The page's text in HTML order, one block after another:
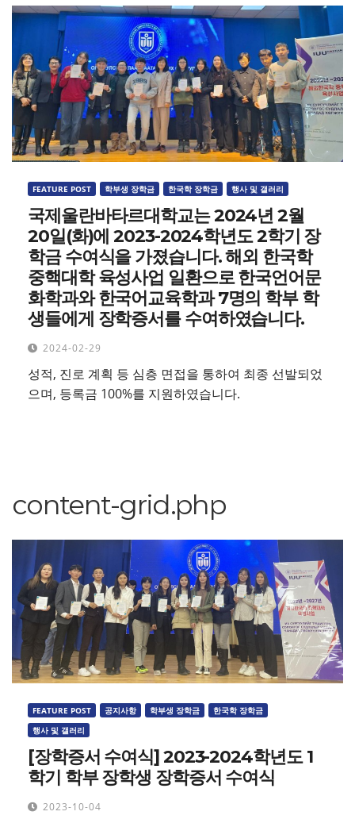
FEATURE POST 학부생 장학금 한국학 장학금 행사 및 갤러리
국제울란바타르대학교는 2024년 2월
20일(화)에 2023-2024학년도 2학기 장
학금 수여식을 가졌습니다. 해외 한국학
중핵대학 육성사업 일환으로 한국언어문
화학과와 한국어교육학과 7명의 학부 학
생들에게 장학증서를 수여하였습니다.
2024-02-29
성적, 진로 계획 등 심층 면접을 통하여 최종 선발되었
으며, 등록금 100%를 지원하였습니다.
content-grid.php
FEATURE POST 공지사항 학부생 장학금
한국학 장학금
행사 및 갤러리
[장학증서 수여식] 2023-2024학년도 1
학기 학부 장학생 장학증서 수여식
2023-10-04